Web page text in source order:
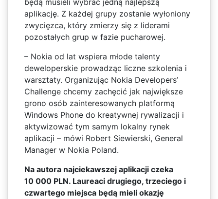
będą musieli wybrać jedną najlepszą
aplikację. Z każdej grupy zostanie wyłoniony
zwycięzca, który zmierzy się z liderami
pozostałych grup w fazie pucharowej.
– Nokia od lat wspiera młode talenty
deweloperskie prowadząc liczne szkolenia i
warsztaty. Organizując Nokia Developers’
Challenge chcemy zachęcić jak największe
grono osób zainteresowanych platformą
Windows Phone do kreatywnej rywalizacji i
aktywizować tym samym lokalny rynek
aplikacji – mówi Robert Siewierski, General
Manager w Nokia Poland.
Na autora najciekawszej aplikacji czeka
10 000 PLN. Laureaci drugiego, trzeciego i
czwartego miejsca będą mieli okazję